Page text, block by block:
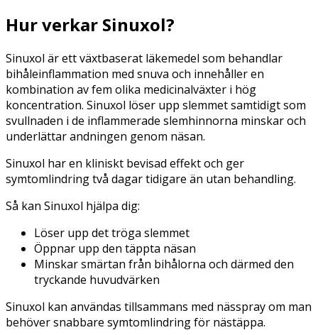
Hur verkar Sinuxol?
Sinuxol är ett växtbaserat läkemedel som behandlar
bihåleinflammation med snuva och innehåller en
kombination av fem olika medicinalväxter i hög
koncentration. Sinuxol löser upp slemmet samtidigt som
svullnaden i de inflammerade slemhinnorna minskar och
underlättar andningen genom näsan.
Sinuxol har en kliniskt bevisad effekt och ger
symtomlindring två dagar tidigare än utan behandling.
Så kan Sinuxol hjälpa dig:
Löser upp det tröga slemmet
Öppnar upp den täppta näsan
Minskar smärtan från bihålorna och därmed den
tryckande huvudvärken
Sinuxol kan användas tillsammans med nässpray om man
behöver snabbare symtomlindring för nästäppa.